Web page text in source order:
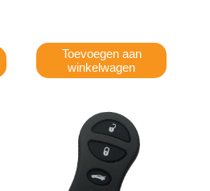
Toevoegen aan
winkelwagen